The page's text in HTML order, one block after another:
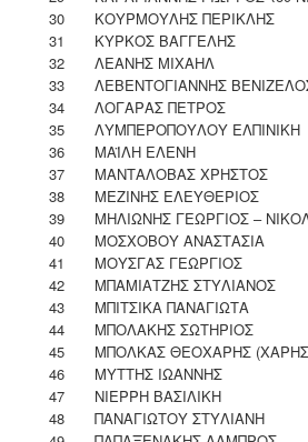
30
ΚΟΥΡΜΟΥΛΗΣ ΠΕΡΙΚΛΗΣ
31
ΚΥΡΚΟΣ ΒΑΓΓΕΛΗΣ
32
ΛΕΑΝΗΣ ΜΙΧΑΗΛ
33
ΛΕΒΕΝΤΟΓΙΑΝΝΗΣ
34
ΛΟΓΑΡΑΣ ΠΕΤΡΟΣ
35
ΛΥΜΠΕΡΟΠΟΥΛΟΥ ΕΛΠΙΝΙΚΗ
36
ΜΑΪΛΗ ΕΛΕΝΗ
37
ΜΑΝΤΑΛΟΒΑΣ ΧΡΗΣΤΟΣ
38
ΜΕΖΙΝΗΣ ΕΛΕΥΘΕΡΙΟΣ
39
ΜΗΛΙΩΝΗΣ ΓΕΩΡΓΙΟΣ –
40
ΜΟΣΧΟΒΟΥ ΑΝΑΣΤΑΣΙΑ
41
ΜΟΥΣΓΑΣ ΓΕΩΡΓΙΟΣ
42
ΜΠΑΜΙΑΤΖΗΣ ΣΤΥΛΙΑΝΟΣ
43
ΜΠΙΤΣΙΚΑ ΠΑΝΑΓΙΩΤΑ
44
ΜΠΟΛΑΚΗΣ ΣΩΤΗΡΙΟΣ
45
ΜΠΟΛΚΑΣ ΘΕΟΧΑΡΗΣ
46
ΜΥΤΤΗΣ ΙΩΑΝΝΗΣ
47
ΝΙΕΡΡΗ ΒΑΣΙΛΙΚΗ
48
ΠΑΝΑΓΙΩΤΟΥ ΣΤΥΛΙΑΝΗ